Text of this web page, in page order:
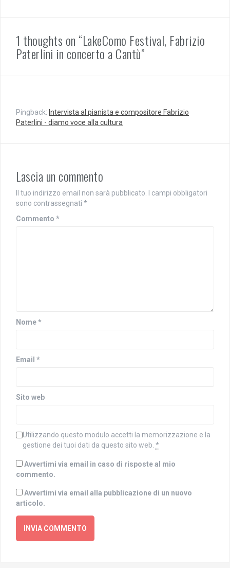
e
s
t
r
t
r
a
)
1 thoughts on “LakeComo Festival, Fabrizio
Paterlini in concerto a Cantù”
Pingback: Intervista al pianista e compositore Fabrizio
Paterlini - diamo voce alla cultura
Lascia un commento
Il tuo indirizzo email non sarà pubblicato.
I campi obbligatori
sono contrassegnati *
Commento *
Nome*
Email *
Sito web
Utilizzando questo modulo accetti la memorizzazione e la
gestione dei tuoi dati da questo sito web. *
Avvertimi via email in caso di risposte al mio
commento.
Avvertimi via email alla pubblicazione di un nuovo
articolo.